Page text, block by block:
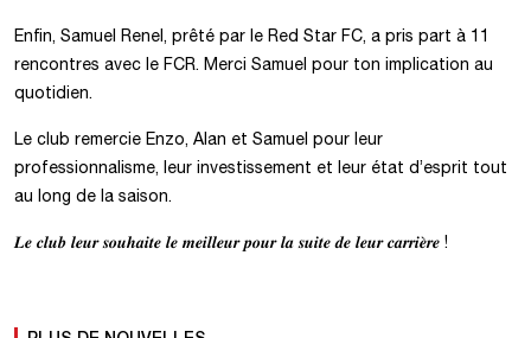
Enfin, Samuel Renel, prêté par le Red Star FC, a pris part à 11
rencontres avec le FCR. Merci Samuel pour ton implication au
quotidien.
Le club remercie Enzo, Alan et Samuel pour leur
professionnalisme, leur investissement et leur état d’esprit tout
au long de la saison.
𝑳𝒆 𝒄𝒍𝒖𝒃 𝒍𝒆𝒖𝒓 𝒔𝒐𝒖𝒉𝒂𝒊𝒕𝒆 𝒍𝒆 𝒎𝒆𝒊𝒍𝒍𝒆𝒖𝒓 𝒑𝒐𝒖𝒓 𝒍𝒂 𝒔𝒖𝒊𝒕𝒆 𝒅𝒆 𝒍𝒆𝒖𝒓 𝒄𝒂𝒓𝒓𝒊𝒆̀𝒓𝒆 !